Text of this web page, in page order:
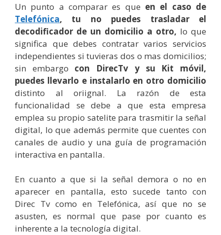
Un punto a comparar es que en el caso de
Telefónica, tu no puedes trasladar el
decodificador de un domicilio a otro, lo que
significa que debes contratar varios servicios
independientes si tuvieras dos o mas domicilios;
sin embargo con DirecTv y su Kit móvil,
puedes llevarlo e instalarlo en otro domicilio
distinto al oriignal. La razón de esta
funcionalidad se debe a que esta empresa
emplea su propio satelite para trasmitir la señal
digital, lo que además permite que cuentes con
canales de audio y una guía de programación
interactiva en pantalla.
En cuanto a que si la señal demora o no en
aparecer en pantalla, esto sucede tanto con
Direc Tv como en Telefónica, así que no se
asusten, es normal que pase por cuanto es
inherente a la tecnología digital.